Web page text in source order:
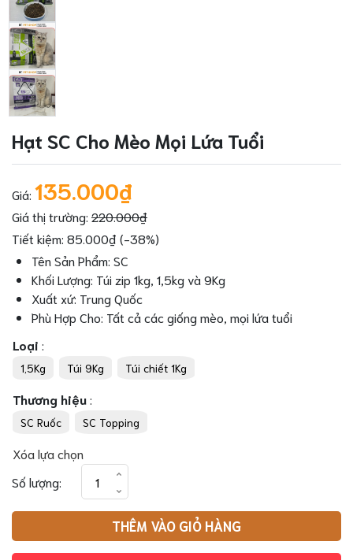
Hạt SC Cho Mèo Mọi Lứa Tuổi
Giá: 135.000₫
Giá thị trường: 220.000₫
Tiết kiệm: 85.000₫ (-38%)
Tên Sản Phẩm: SC
Khối Lượng: Túi zip 1kg, 1,5kg và 9Kg
Xuất xứ: Trung Quốc
Phù Hợp Cho: Tất cả các giống mèo, mọi lứa tuổi
Loại :
1,5Kg Túi 9Kg Túi chiết 1Kg
Thương hiệu:
SC Ruốc SC Topping
Xóa lựa chọn
Số lượng:
Cho
THÊM VÀO GIỎ HÀNG